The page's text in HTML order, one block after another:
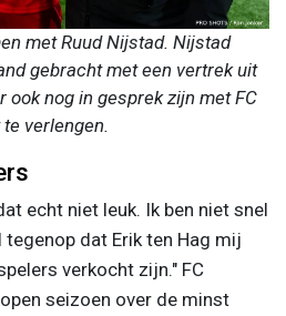
met Ruud Nijstad. Nijstad
gebracht met een vertrek uit
ook nog in gesprek zijn met FC
verlengen.
echt niet leuk. Ik ben niet snel
tegenop dat Erik ten Hag mij
verkocht zijn." FC
seizoen over de minst